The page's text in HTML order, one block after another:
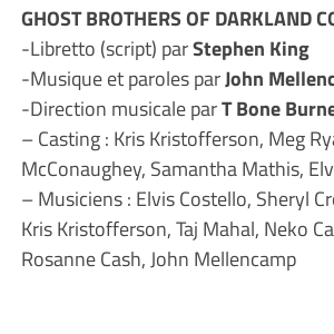
GHOST BROTHERS OF DARKLAND
-Libretto (script) parStephen King
-Musique et paroles parJohn
-Direction musicale parT Bone
– Casting : Kris Kristofferson, Meg
McConaughey, Samantha Mathis,
– Musiciens : Elvis Costello, Sheryl
Kris Kristofferson, Taj Mahal, Neko
Rosanne Cash, John Mellencamp